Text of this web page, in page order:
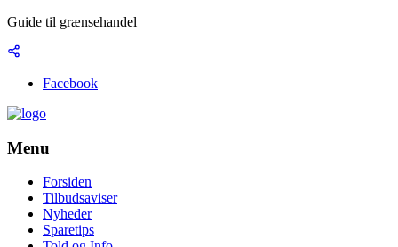
Guide til grænsehandel
Facebook
Menu
Forsiden
Tilbudsaviser
Nyheder
Sparetips